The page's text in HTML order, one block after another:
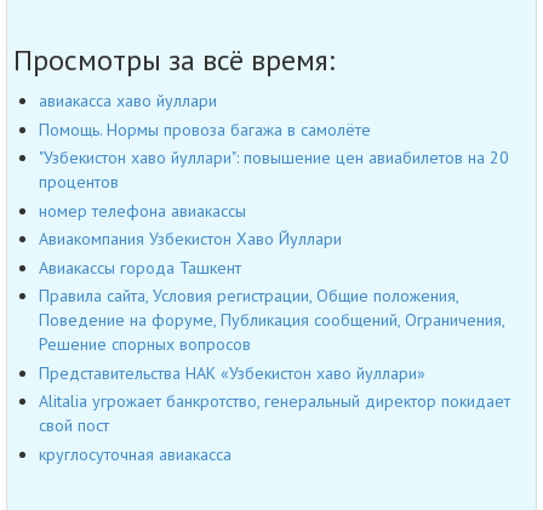
Просмотры за всё время:
авиакасса хаво йуллари
Помощь. Нормы провоза багажа в самолёте
"Узбекистон хаво йуллари": повышение цен авиабилетов на 20
процентов
номер телефона авиакассы
Авиакомпания Узбекистон Хаво Йуллари
Авиакассы города Ташкент
Правила сайта, Условия регистрации, Общие положения,
Поведение на форуме, Публикация сообщений, Ограничения,
Решение спорных вопросов
Представительства НАК «Узбекистон хаво йуллари»
Alitalia угрожает банкротство, генеральный директор покидает
свой пост
круглосуточная авиакасса